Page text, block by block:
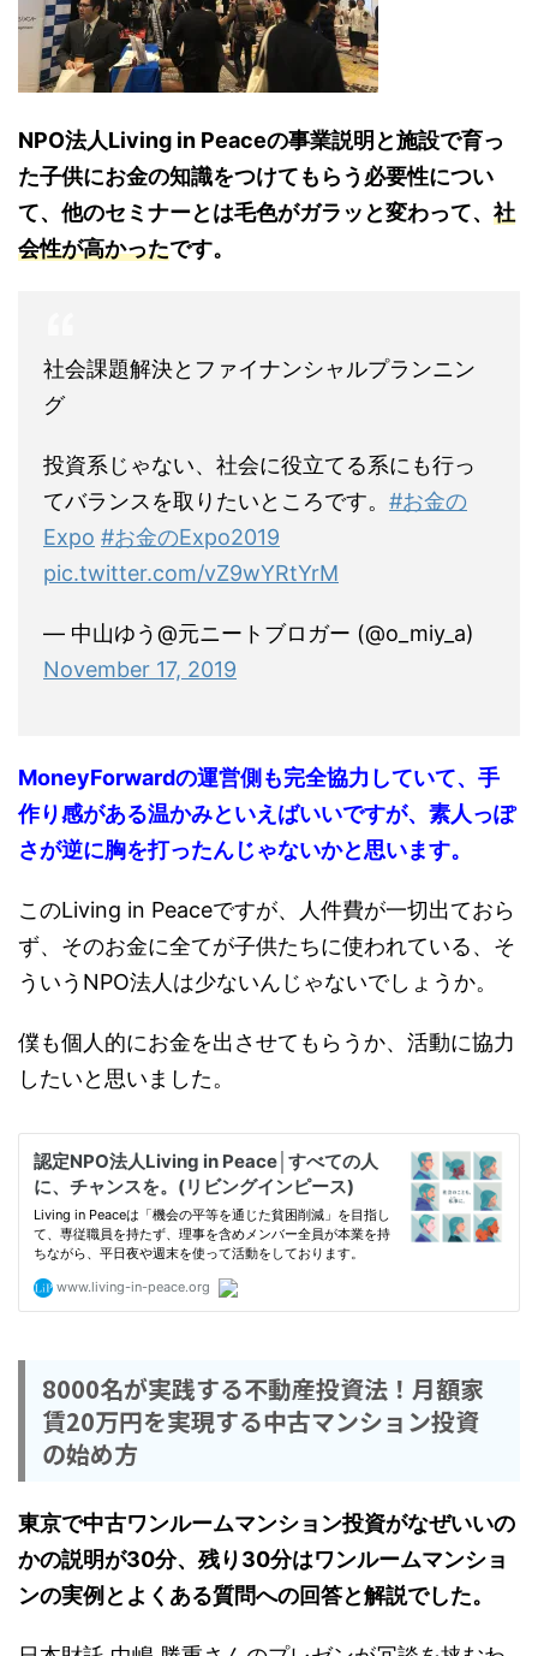
NPO法人Living in Peaceの事業説明と施設で育っ
た子供にお金の知識をつけてもらう必要性につい
て、他のセミナーとは毛色がガラッと変わって、 社
会性が高かったです。
社会課題解決とファイナンシャルプランニン
グ
投資系じゃない、社会に役立てる系にも行っ
てバランスを取りたいところです。 #お金の
Expo #お金のExpo2019
pic.twitter.com/vZ9wYRtYrM
— 中山ゆう@元ニートブロガー (@o_miy_a)
November 17, 2019
MoneyForwardの運営側も完全協力していて、手
作り感がある温かみといえばいいですが、素人っぽ
さが逆に胸を打ったんじゃないかと思います。
このLiving in Peaceですが、人件費が一切出ておら
ず、そのお金に全てが子供たちに使われている、そ
ういうNPO法人は少ないんじゃないでしょうか。
僕も個人的にお金を出させてもらうか、活動に協力
したいと思いました。
8000名が実践する不動産投資法！月額家
賃20万円を実現する中古マンション投資
の始め方
東京で中古ワンルームマンション投資がなぜいいの
かの説明が30分、残り30分はワンルームマンショ
ンの実例とよくある質問への回答と解説でした。